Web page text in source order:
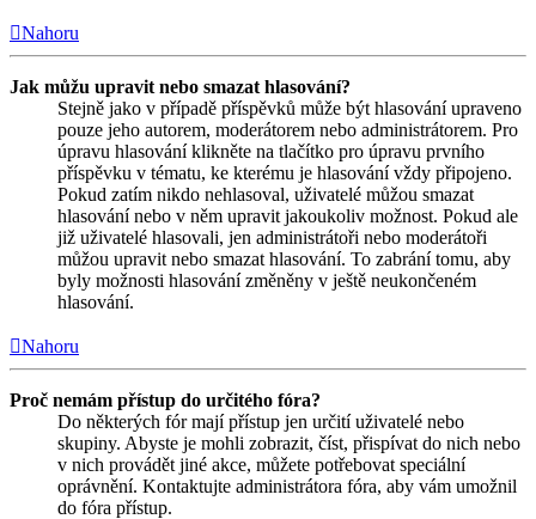
Nahoru
Jak můžu upravit nebo smazat hlasování?
Stejně jako v případě příspěvků může být hlasování upraveno
pouze jeho autorem, moderátorem nebo administrátorem. Pro
úpravu hlasování klikněte na tlačítko pro úpravu prvního
příspěvku v tématu, ke kterému je hlasování vždy připojeno.
Pokud zatím nikdo nehlasoval, uživatelé můžou smazat
hlasování nebo v něm upravit jakoukoliv možnost. Pokud ale
již uživatelé hlasovali, jen administrátoři nebo moderátoři
můžou upravit nebo smazat hlasování. To zabrání tomu, aby
byly možnosti hlasování změněny v ještě neukončeném
hlasování.
Nahoru
Proč nemám přístup do určitého fóra?
Do některých fór mají přístup jen určití uživatelé nebo
skupiny. Abyste je mohli zobrazit, číst, přispívat do nich nebo
v nich provádět jiné akce, můžete potřebovat speciální
oprávnění. Kontaktujte administrátora fóra, aby vám umožnil
do fóra přístup.